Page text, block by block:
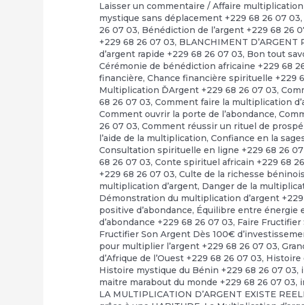
Laisser un commentaire /Affaire multiplication
mystique sans déplacement +229 68 26 07 03
26 07 03, Bénédiction de l’argent +229 68 26
+229 68 26 07 03, BLANCHIMENT D’ARGENT
d’argent rapide +229 68 26 07 03, Bon tout
Cérémonie de bénédiction africaine +229 68
financière,Chance financière spirituelle +229
Multiplication ĎArgent +229 68 26 07 03,
68 26 07 03,Comment faire la multiplication
Comment ouvrir la porte de l’abondance,
26 07 03,Comment réussir un rituel de
l’aide de la multiplication,Confiance en la
Consultation spirituelle en ligne +229 68 26
68 26 07 03,Conte spirituel africain +229 68
+229 68 26 07 03,Culte de la richesse
multiplication d’argent, Danger de la
Démonstration du multiplication d’argent
positive d’abondance, Équilibre entre énergie
d’abondance +229 68 26 07 03, Faire Fructifier
Fructifier Son Argent Dès 100€
pour multiplier l’argent +229 68 26 07 03,
d’Afrique de l’Ouest +229 68 26 07 03, Histoire
Histoire mystique du Bénin +229 68 26 07 03,
maitre marabout du monde +229 68 26 07 03,
LA MULTIPLICATION D’ARGENT EXISTE